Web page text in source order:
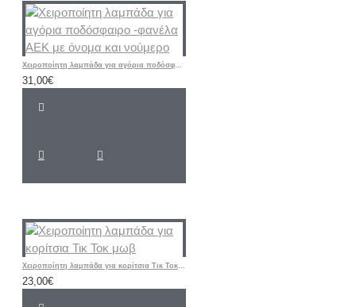
Χειροποίητη λαμπάδα για αγόρια ποδόσφαιρο -φανέλα ΑΕΚ με όνομα και νούμερο
31,00€
Χειροποίητη λαμπάδα για κορίτσια Τικ Τοκ μωβ
23,00€